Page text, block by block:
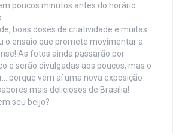
poucos minutos antes do horário
boas doses de criatividade e muitas
o ensaio que promete movimentar a
As fotos ainda passarão por
e serão divulgadas aos poucos, mas o
porque vem aí uma nova exposição
mais deliciosos de Brasília!
seu beijo?